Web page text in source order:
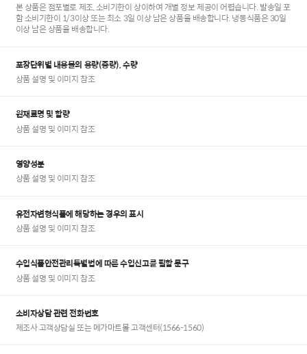
본 상품은 점포별로 제조, 소비기한이 상이하여 개별 정보 제공이 어렵습니다. 발송일 포
함 소비기한이 1/3이상 또는 최소 3일 이상 남은 상품을 배송합니다. 냉동식품은 30일
이상 남은 상품을 배송합니다.
포장단위별 내용물의 용량(중량), 수량
상품 설명 및 이미지 참조
원재료명 및 함량
상품 설명 및 이미지 참조
영양성분
상품 설명 및 이미지 참조
유전자변형식품에 해당하는 경우의 표시
상품 설명 및 이미지 참조
수입식품안전관리특별법에 따른 수입신고를 필함 문구
상품 설명 및 이미지 참조
소비자상담 관련 전화번호
제조사 고객상담실 또는 메가마트몰 고객센터(1566-1560)